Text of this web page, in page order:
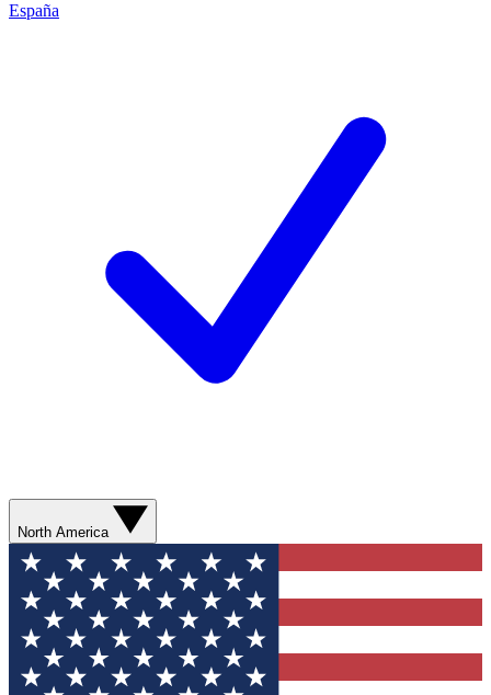
España
North America